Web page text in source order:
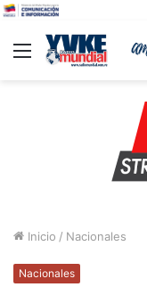
Menu
Inicio / Nacionales
Nacionales